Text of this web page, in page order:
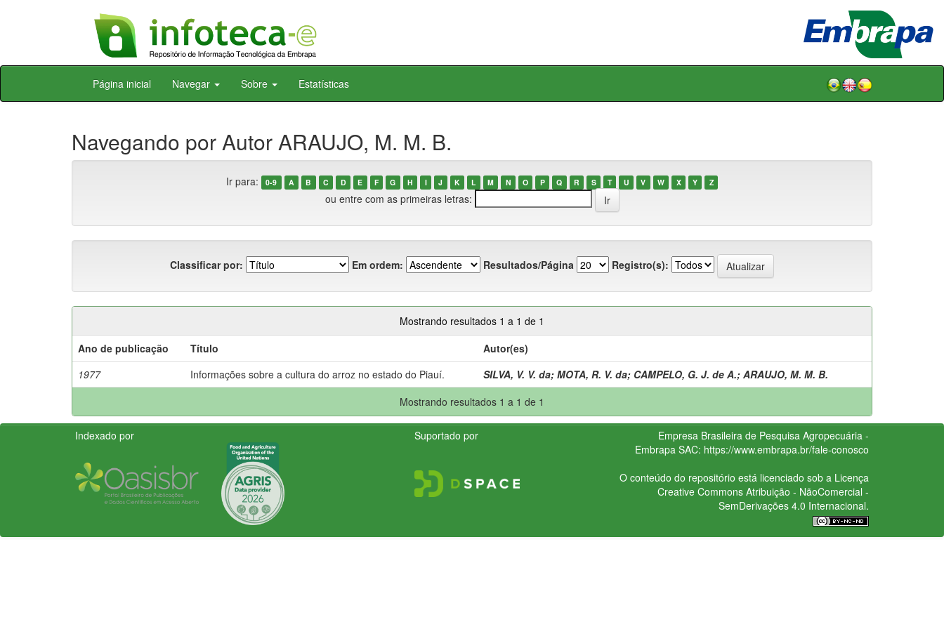
Skip
Página inicial Navegar Sobre Estatísticas
Navegando por Autor ARAUJO, M. M. B.
Ir para: 0-9 A B C D E F G H I J K L M N O P Q R S T U V W X Y Z
ou entre com as primeiras letras:
Classificar por: Em ordem: Resultados/Página Registro(s):
Mostrando resultados 1 a 1 de 1
Ano de publicação
Título
Autor(es)
1977
Informações sobre a cultura do arroz no estado do Piauí. SILVA, V. V. da; MOTA, R. V. da; CAMPELO, G. J. de A.; ARAUJO, M. M. B.
Mostrando resultados 1 a 1 de 1
Indexado por Suportado por
Empresa Brasileira de Pesquisa Agropecuária -
Embrapa SAC: https://www.embrapa.br/fale-conosco
O conteúdo do repositório está licenciado sob a Licença
Creative CommonsAtribuição - NãoComercial -
SemDerivações 4.0 Internacional.